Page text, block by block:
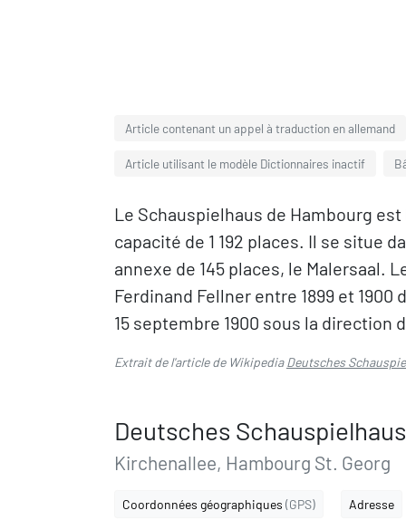
Article contenant un appel à traduction en allemand
Article utilisant le modèle Dictionnaires inactif
Le Schauspielhaus de Hambourg
capacité de 1 192 places. Il se situe
annexe de 145 places, le Malersaal.
Ferdinand Fellner entre 1899 et
15 septembre 1900 sous la direction
Extrait de l'article de WikipediaDeutsches
Deutsches Schauspielhaus
Kirchenallee, Hambourg St. Georg
Coordonnées géographiques (GPS) Adresse